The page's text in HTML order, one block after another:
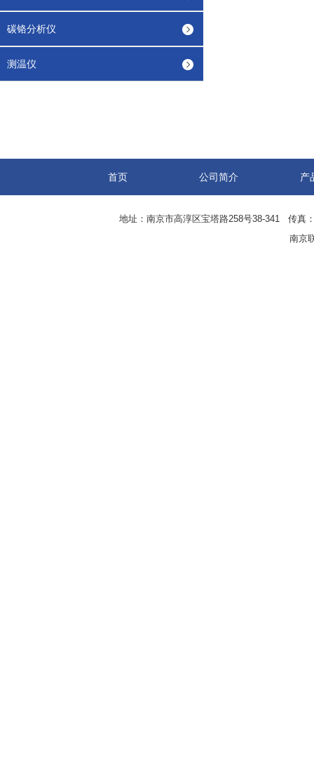
碳铬分析仪
测温仪
首页 公司简介 产
地址：南京市高淳区宝塔路258号38-341 传真
南京